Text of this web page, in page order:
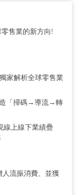
售業的新方向!
家解析全球零售業
「掃碼→導流→轉
線上線下業績疊
流振消費、並獲